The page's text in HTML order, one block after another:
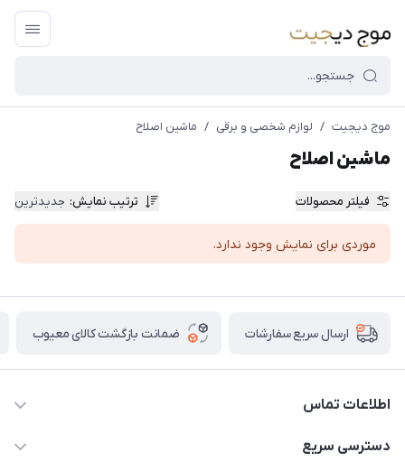
موج دیجیت / لوازم شخصی و برقی / ماشین اصلاح
ماشین اصلاح
فیلتر محصولات ترتیب نمایش: جدیدترین
موردی برای نمایش وجود ندارد.
ارسال سریع سفارشات ضمانت بازگشت کالای معیوب
اطلاعات تماس
واتساپ و تماس 09910568493
دسترسی سریع